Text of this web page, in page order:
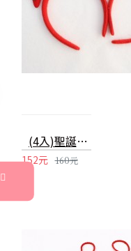
(4入)聖誕髮箍 聖誕樹頭箍 成人兒童頭箍 聖誕派對用品
152元 160元